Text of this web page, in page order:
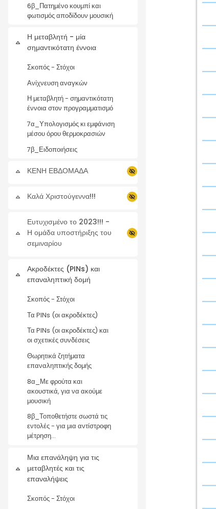
6β_Πατημένο κουμπί και
φωτισμός αποδίδουν μουσική
Collapse
Η μεταβλητή - μία
σημαντικότατη έννοια
Σκοπός - Στόχοι
Ανίχνευση αναγκών
Η μεταβλητή - σημαντικότατη
έννοια στον προγραμματισμό
7α_Υπολογισμός κι εμφάνιση
μέσου όρου θερμοκρασιών
7β_Ειδοποιήσεις
Collapse
ΚΕΝΗ ΕΒΔΟΜΑΔΑ
Collapse
Καλά Χριστούγεννα!!!
Collapse
Ευτυχισμένο το 2023!!! -
Η ομάδα υποστήριξης του
σεμιναρίου
Collapse
Ακροδέκτες (PINs) και
επαναληπτική δομή
Σκοπός - Στόχοι
Τα PINs (οι ακροδέκτες)
Τα PINs (οι ακροδέκτες) και
οι σχετικές συνδέσεις
Θωρητικά ζητήματα
επαναληπτικής δομής
8α_Με φρούτα και
ακουστικά, για να ακούμε
μουσική
8β_Τοποθετήστε σωστά τις
εντολές - για μια αντίστροφη
μέτρηση...
Collapse
Μια επανάληψη για τις
μεταβλητές και τις
επαναλήψεις
Σκοπός - Στόχοι